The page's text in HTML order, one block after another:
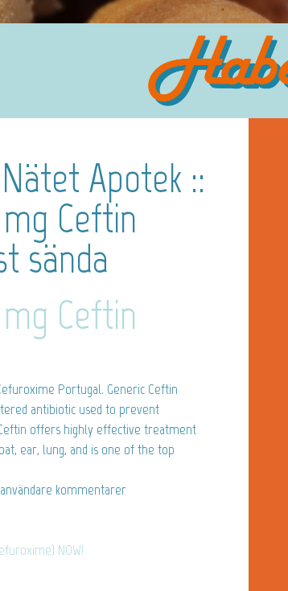
Apotek ::
Ceftin
sända
Ceftin
Portugal. Generic Ceftin
antibiotic used to prevent
offers highly effective treatment
ear, lung, and is one of the top
användare kommentarer
NOW!